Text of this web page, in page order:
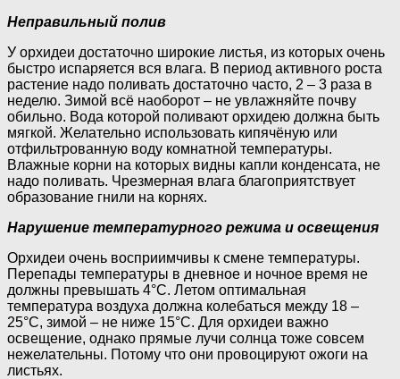
Неправильный полив
У орхидеи достаточно широкие листья, из которых очень
быстро испаряется вся влага. В период активного роста
растение надо поливать достаточно часто, 2 – 3 раза в
неделю. Зимой всё наоборот – не увлажняйте почву
обильно. Вода которой поливают орхидею должна быть
мягкой. Желательно использовать кипячёную или
отфильтрованную воду комнатной температуры.
Влажные корни на которых видны капли конденсата, не
надо поливать. Чрезмерная влага благоприятствует
образование гнили на корнях.
Нарушение температурного режима и освещения
Орхидеи очень восприимчивы к смене температуры.
Перепады температуры в дневное и ночное время не
должны превышать 4°C. Летом оптимальная
температура воздуха должна колебаться между 18 –
25°C, зимой – не ниже 15°C. Для орхидеи важно
освещение, однако прямые лучи солнца тоже совсем
нежелательны. Потому что они провоцируют ожоги на
листьях.